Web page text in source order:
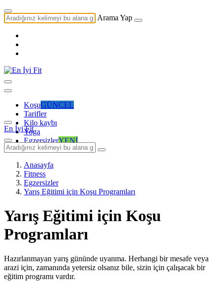
Arama Yap
KoşuGÜNCEL
Tarifler
Kilo kaybı
Yoga
EgzersizlerYENİ
En İyi Fit
Anasayfa
Fitness
Egzersizler
Yarış Eğitimi için Koşu Programları
Yarış Eğitimi için Koşu
Programları
Hazırlanmayan yarış gününde uyanma. Herhangi bir mesafe veya
arazi için, zamanında yetersiz olsanız bile, sizin için çalışacak bir
eğitim programı vardır.